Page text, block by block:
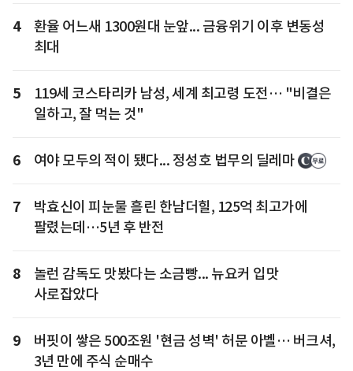
4
환율 어느새 1300원대 눈앞... 금융위기 이후 변동성
최대
5
119세 코스타리카 남성, 세계 최고령 도전… "비결은
일하고, 잘 먹는 것"
6 여야 모두의 적이 됐다... 정성호 법무의 딜레마
7
박효신이 피눈물 흘린 한남더힐, 125억 최고가에
팔렸는데…5년 후 반전
8
놀런 감독도 맛봤다는 소금빵... 뉴요커 입맛
사로잡았다
9
버핏이 쌓은 500조원 '현금 성벽' 허문 아벨… 버크셔,
3년 만에 주식 순매수